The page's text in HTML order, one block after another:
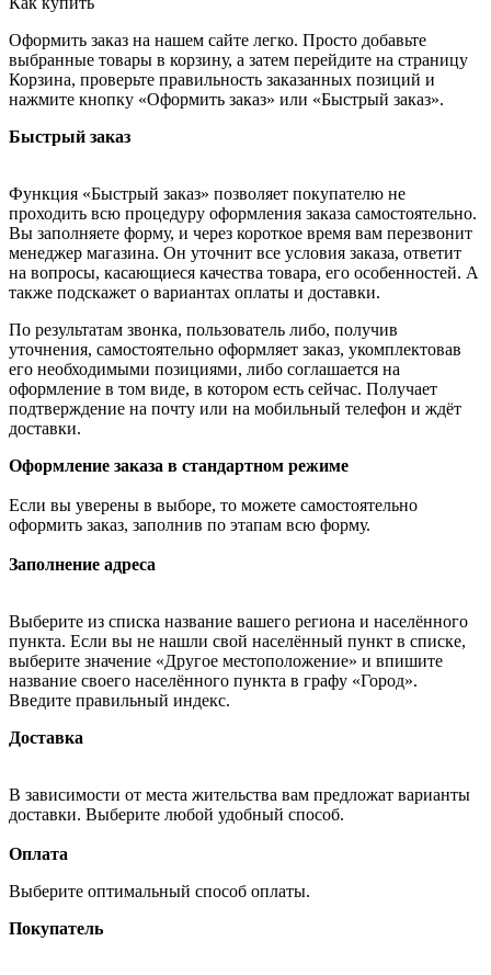
Оформить заказ на нашем сайте легко. Просто добавьте
выбранные товары в корзину, а затем перейдите на страницу
Корзина, проверьте правильность заказанных позиций и
нажмите кнопку «Оформить заказ» или «Быстрый заказ».
Быстрый заказ
Функция «Быстрый заказ» позволяет покупателю не
проходить всю процедуру оформления заказа самостоятельно.
Вы заполняете форму, и через короткое время вам перезвонит
менеджер магазина. Он уточнит все условия заказа, ответит
на вопросы, касающиеся качества товара, его особенностей. А
также подскажет о вариантах оплаты и доставки.
По результатам звонка, пользователь либо, получив
уточнения, самостоятельно оформляет заказ, укомплектовав
его необходимыми позициями, либо соглашается на
оформление в том виде, в котором есть сейчас. Получает
подтверждение на почту или на мобильный телефон и ждёт
доставки.
Оформление заказа в стандартном режиме
Если вы уверены в выборе, то можете самостоятельно
оформить заказ, заполнив по этапам всю форму.
Заполнение адреса
Выберите из списка название вашего региона и населённого
пункта. Если вы не нашли свой населённый пункт в списке,
выберите значение «Другое местоположение» и впишите
название своего населённого пункта в графу «Город».
Введите правильный индекс.
Доставка
В зависимости от места жительства вам предложат варианты
доставки. Выберите любой удобный способ.
Оплата
Выберите оптимальный способ оплаты.
Покупатель